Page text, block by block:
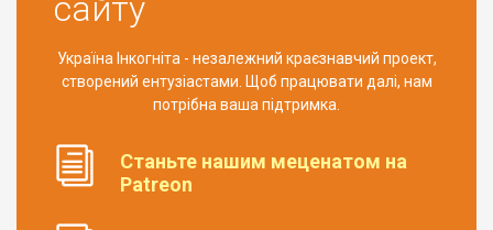
сайту
Україна Інкогніта - незалежний краєзнавчий проект,
створений ентузіастами. Щоб працювати далі, нам
потрібна ваша підтримка.
Станьте нашим меценатом на
Patreon